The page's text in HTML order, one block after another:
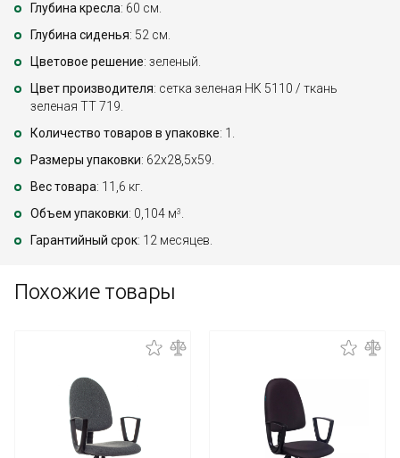
Глубина кресла: 60 см.
Глубина сиденья: 52 см.
Цветовое решение: зеленый.
Цвет производителя: сетка зеленая HK 5110 / ткань
зеленая TT 719.
Количество товаров в упаковке: 1.
Размеры упаковки: 62x28,5x59.
Вес товара: 11,6 кг.
Объем упаковки: 0,104 м3
Гарантийный срок: 12 месяцев.
Похожие товары